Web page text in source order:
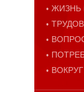
ЖИЗНЬ